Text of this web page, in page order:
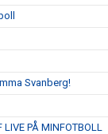
Svanberg!
PÅ MINFOTBOLL